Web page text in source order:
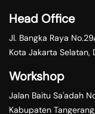
Head Office
Jl. Bangka Raya
Kota Jakarta Selatan,
Workshop
Jalan Baitu Sa'adah
Kabupaten